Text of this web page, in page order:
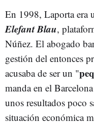
En 1998, Laporta era
Elefant Blau,
Núñez. El abogado
gestión del entonces
acusaba de ser un "
manda en el
unos resultados poco
situación económica